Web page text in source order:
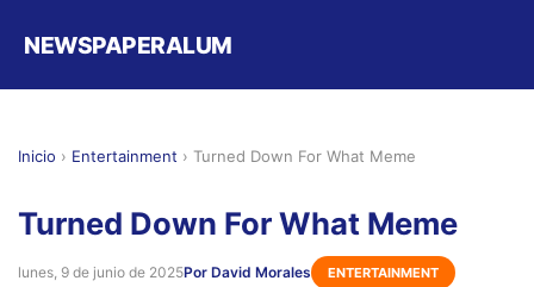
NEWSPAPERALUM
Inicio › Entertainment › Turned Down For What Meme
Turned Down For What Meme
lunes, 9 de junio de 2025Por David Morales ENTERTAINMENT